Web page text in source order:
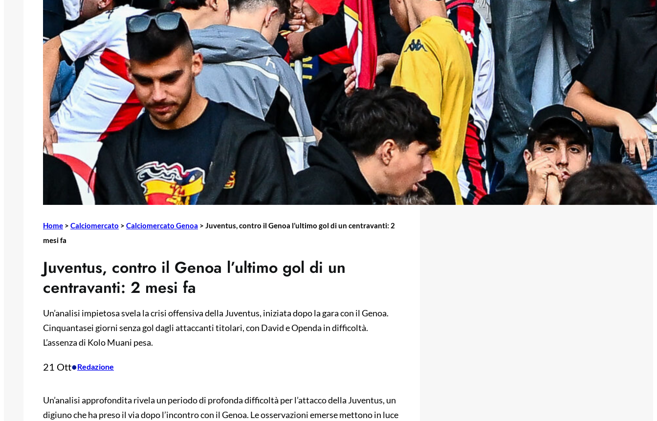
Home > Calciomercato > Calciomercato Genoa > Juventus, contro il Genoa l’ultimo gol di un centravanti: 2
mesi fa
Juventus, contro il Genoa l’ultimo gol di un
centravanti: 2 mesi fa
Un’analisi impietosa svela la crisi offensiva della Juventus, iniziata dopo la gara con il Genoa.
Cinquantasei giorni senza gol dagli attaccanti titolari, con David e Openda in difficoltà.
L’assenza di Kolo Muani pesa.
21 Ott•Redazione
Un’analisi approfondita rivela un periodo di profonda difficoltà per l’attacco della Juventus, un
digiuno che ha preso il via dopo l’incontro con il Genoa. Le osservazioni emerse mettono in luce